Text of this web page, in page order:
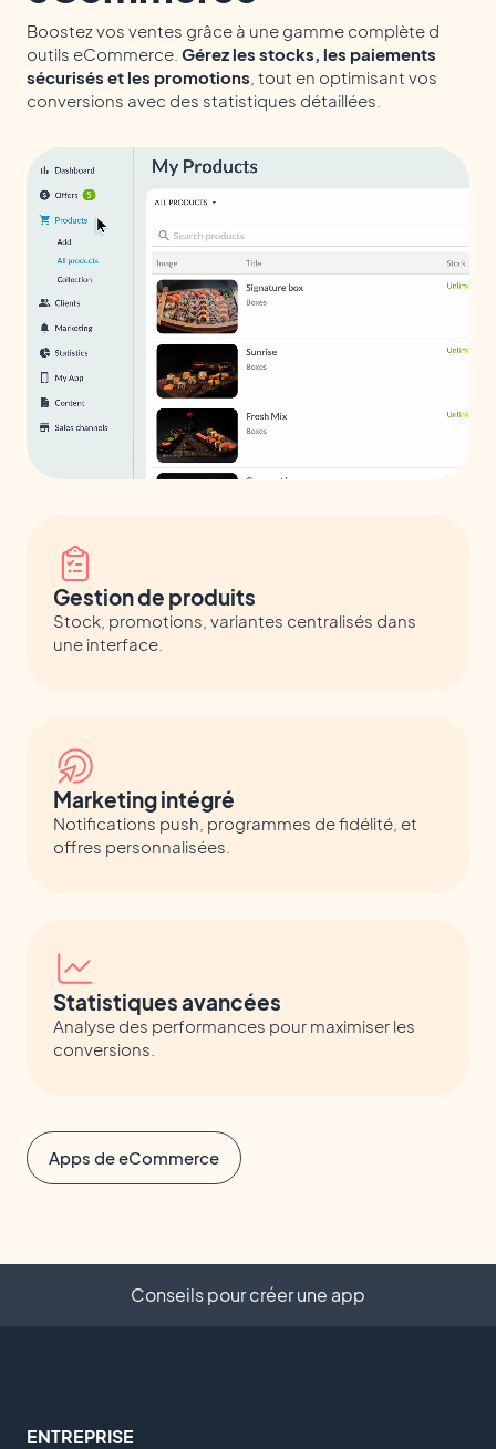
Boostez vos ventes grâce à une gamme complète d
outils eCommerce. Gérez les stocks, les paiements
sécurisés et les promotions , tout en optimisant vos
conversions avec des statistiques détaillées.
Gestion de produits
Stock, promotions, variantes centralisés dans
une interface.
Marketing intégré
Notifications push, programmes de fidélité, et
offres personnalisées.
Statistiques avancées
Analyse des performances pour maximiser les
conversions.
Apps de eCommerce
Conseils pour créer une app
ENTREPRISE